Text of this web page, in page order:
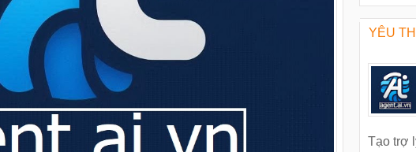
YÊU
Tạo trợ